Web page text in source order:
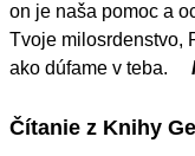
on je naša pomoc a
Tvoje milosrdenstvo,
ako dúfame v teba.
Čítanie z Knihy